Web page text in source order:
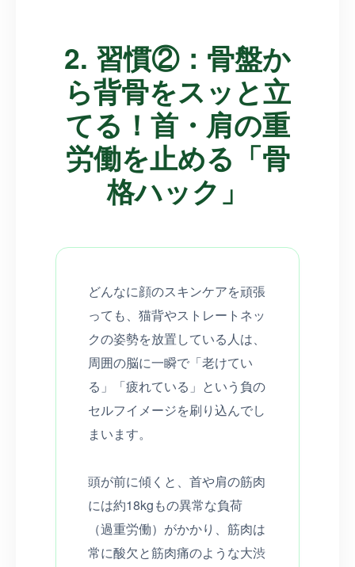
2. 習慣②：骨盤か
ら背骨をスッと立
てる！首・肩の重
労働を止める「骨
格ハック」
どんなに顔のスキンケアを頑張
っても、猫背やストレートネッ
クの姿勢を放置している人は、
周囲の脳に一瞬で「老けてい
る」「疲れている」という負の
セルフイメージを刷り込んでし
まいます。
頭が前に傾くと、首や肩の筋肉
には約18kgもの異常な負荷
（過重労働）がかかり、筋肉は
常に酸欠と筋肉痛のような大渋